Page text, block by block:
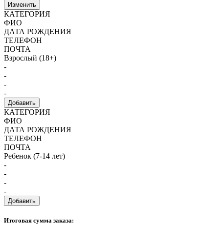
Изменить
КАТЕГОРИЯ
ФИО
ДАТА РОЖДЕНИЯ
ТЕЛЕФОН
ПОЧТА
Взрослый (18+)
-
-
-
-
Добавить
КАТЕГОРИЯ
ФИО
ДАТА РОЖДЕНИЯ
ТЕЛЕФОН
ПОЧТА
Ребенок (7-14 лет)
-
-
-
-
Добавить
Итоговая сумма заказа: